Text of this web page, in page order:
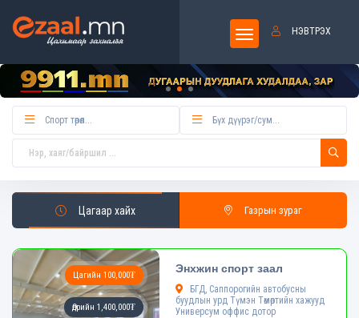
НЭВТРЭХ
Цагаар хайх Газрын зураг
Цагийн 100,000₮
Өдрийн 1,400,000₮
Энхжин спорт заал
БГД, Саппорогийн автобусны
буудлын урд Түмэн Төмөртийн хажууд
Универсум оффис дотор